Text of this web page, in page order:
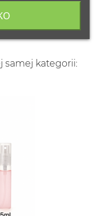
samej kategorii: